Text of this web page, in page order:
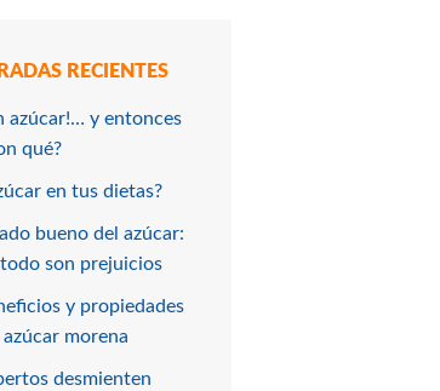
RECIENTES
azúcar!… y entonces
qué?
en tus dietas?
bueno del azúcar:
son prejuicios
y propiedades
morena
desmienten